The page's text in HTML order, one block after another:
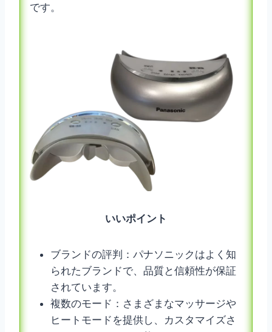
です。
いいポイント
ブランドの評判：パナソニックはよく知
られたブランドで、品質と信頼性が保証
されています。
複数のモード：さまざまなマッサージや
ヒートモードを提供し、カスタマイズさ